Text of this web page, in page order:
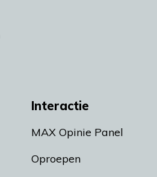
Interactie
MAX Opinie Panel
Oproepen